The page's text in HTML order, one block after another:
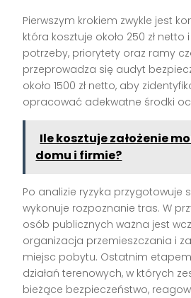
Pierwszym krokiem zwykle jest
która kosztuje około 250 zł
potrzeby, priorytety oraz ramy
przeprowadza się audyt
około 1500 zł netto, aby
opracować adekwatne środki
Ile kosztuje założenie
domu i firmie?
Po analizie ryzyka przygotowuje
wykonuje rozpoznanie tras. W
osób publicznych ważna jest
organizacja przemieszczania i
miejsc pobytu. Ostatnim
działań terenowych, w których
bieżące bezpieczeństwo,